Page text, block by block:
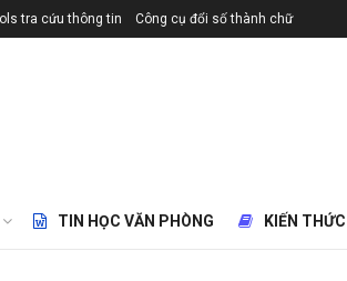
tra cứu thông tin Công cụ đổi số thành chữ
TIN HỌC VĂN PHÒNG KIẾN THỨC